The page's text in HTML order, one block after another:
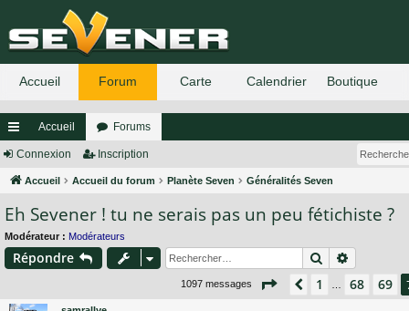
ac
co
ur
ci
Accueil Forums
Connexion Inscription
Accueil Accueil du forum Planète Seven Généralités Seven
Eh Sevener ! tu ne serais pas un peu fétichiste ?
Modérateur : Modérateurs
Répondre Rechercher
1097 messages Page 70 sur74
Précédent
1 68 69